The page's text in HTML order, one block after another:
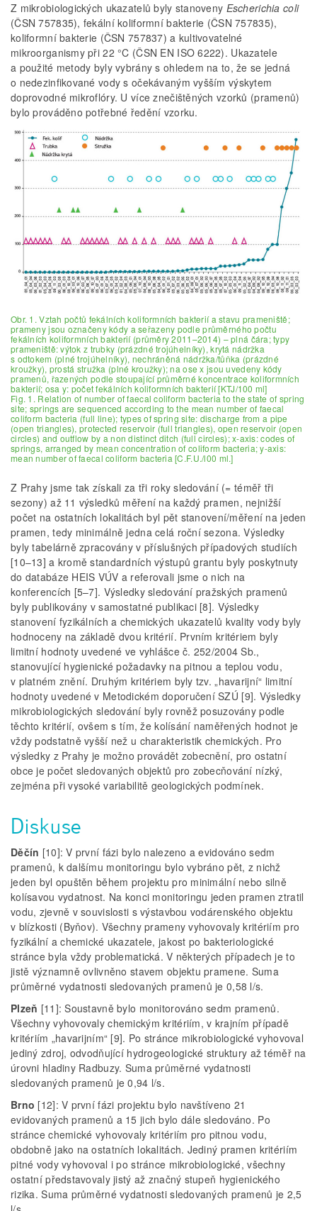
Z mikrobiologických ukazatelů byly stanoveny Escherichia coli
(ČSN 757835), fekální koliformní bakterie (ČSN 757835),
koliformní bakterie (ČSN 757837) a kultivovatelné
mikroorganismy při 22 °C (ČSN EN ISO 6222). Ukazatele
a použité metody byly vybrány s ohledem na to, že se jedná
o nedezinfikované vody s očekávaným vyšším výskytem
doprovodné mikroflóry. U více znečištěných vzorků (pramenů)
bylo prováděno potřebné ředění vzorku.
Obr. 1. Vztah počtů fekálních koliformních bakterií a stavu prameniště;
prameny jsou označeny kódy a seřazeny podle průměrného počtu
fekálních koliformních bakterií (průměry 2011–2014) – plná čára; typy
prameniště: výtok z trubky (prázdné trojúhelníky), krytá nádržka
s odtokem (plné trojúhelníky), nechráněná nádržka/tůňka (prázdné
kroužky), prostá stružka (plné kroužky); na ose x jsou uvedeny kódy
pramenů, řazených podle stoupající průměrné koncentrace koliformních
bakterií; osa y: počet fekálních koliformních bakterií [KTJ/100 ml]
Fig. 1. Relation of number of faecal coliform bacteria to the state of spring
site; springs are sequenced according to the mean number of faecal
coliform bacteria (full line); types of spring site: discharge from a pipe
(open triangles), protected reservoir (full triangles), open reservoir (open
circles) and outflow by a non distinct ditch (full circles); x-axis: codes of
springs, arranged by mean concentration of coliform bacteria; y-axis:
mean number of faecal coliform bacteria [C.F.U./l00 ml.]
Z Prahy jsme tak získali za tři roky sledování (= téměř tři
sezony) až 11 výsledků měření na každý pramen, nejnižší
počet na ostatních lokalitách byl pět stanovení/měření na jeden
pramen, tedy minimálně jedna celá roční sezona. Výsledky
byly tabelárně zpracovány v příslušných případových studiích
[10–13] a kromě standardních výstupů grantu byly poskytnuty
do databáze HEIS VÚV a referovali jsme o nich na
konferencích [5–7]. Výsledky sledování pražských pramenů
byly publikovány v samostatné publikaci [8]. Výsledky
stanovení fyzikálních a chemických ukazatelů kvality vody byly
hodnoceny na základě dvou kritérií. Prvním kritériem byly
limitní hodnoty uvedené ve vyhlášce č. 252/2004 Sb.,
stanovující hygienické požadavky na pitnou a teplou vodu,
v platném znění. Druhým kritériem byly tzv. „havarijní“ limitní
hodnoty uvedené v Metodickém doporučení SZÚ [9]. Výsledky
mikrobiologických sledování byly rovněž posuzovány podle
těchto kritérií, ovšem s tím, že kolísání naměřených hodnot je
vždy podstatně vyšší než u charakteristik chemických. Pro
výsledky z Prahy je možno provádět zobecnění, pro ostatní
obce je počet sledovaných objektů pro zobecňování nízký,
zejména při vysoké variabilitě geologických podmínek.
Diskuse
Děčín [10]: V první fázi bylo nalezeno a evidováno sedm
pramenů, k dalšímu monitoringu bylo vybráno pět, z nichž
jeden byl opuštěn během projektu pro minimální nebo silně
kolísavou vydatnost. Na konci monitoringu jeden pramen ztratil
vodu, zjevně v souvislosti s výstavbou vodárenského objektu
v blízkosti (Byňov). Všechny prameny vyhovovaly kritériím pro
fyzikální a chemické ukazatele, jakost po bakteriologické
stránce byla vždy problematická. V některých případech je to
jistě významně ovlivněno stavem objektu pramene. Suma
průměrné vydatnosti sledovaných pramenů je 0,58 l/s.
Plzeň [11]: Soustavně bylo monitorováno sedm pramenů.
Všechny vyhovovaly chemickým kritériím, v krajním případě
kritériím „havarijním“ [9]. Po stránce mikrobiologické vyhovoval
jediný zdroj, odvodňující hydrogeologické struktury až téměř na
úrovni hladiny Radbuzy. Suma průměrné vydatnosti
sledovaných pramenů je 0,94 l/s.
Brno [12]: V první fázi projektu bylo navštíveno 21
evidovaných pramenů a 15 jich bylo dále sledováno. Po
stránce chemické vyhovovaly kritériím pro pitnou vodu,
obdobně jako na ostatních lokalitách. Jediný pramen kritériím
pitné vody vyhovoval i po stránce mikrobiologické, všechny
ostatní představovaly jistý až značný stupeň hygienického
rizika. Suma průměrné vydatnosti sledovaných pramenů je 2,5